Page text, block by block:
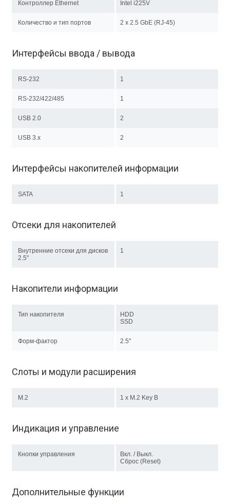
Контроллер Ethernet Intel i225V
Количество и тип портов 2 х 2.5 GbE (RJ-45)
Интерфейсы ввода / вывода
RS-232 1
RS-232/422/485 1
USB 2.0 2
USB 3.x 2
Интерфейсы накопителей информации
SATA 1
Отсеки для накопителей
Внутренние отсеки для дисков
2.5"
1
Накопители информации
Тип накопителя
HDD
SSD
Форм-фактор 2.5''
Слоты и модули расширения
M.2 1 х M.2 Key B
Индикация и управление
Кнопки управления
Вкл. / Выкл.
Сброс (Reset)
Дополнительные функции